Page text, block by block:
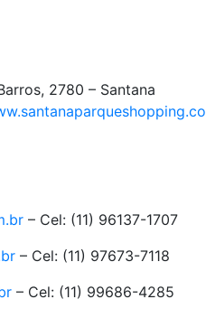
2780 – Santana
– Cel: (11) 96137-1707
– Cel: (11) 97673-7118
– Cel: (11) 99686-4285